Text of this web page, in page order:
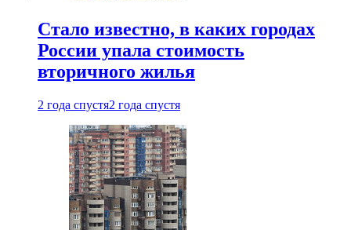
Стало известно, в каких городах
России упала стоимость
вторичного жилья
2 года спустя2 года спустя